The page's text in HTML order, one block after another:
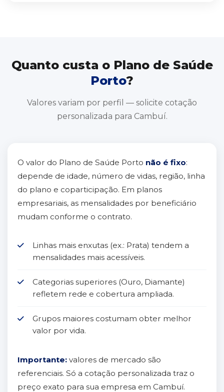
Quanto custa o Plano de Saúde
Porto?
Valores variam por perfil — solicite cotação
personalizada para Cambuí.
O valor do Plano de Saúde Porto não é fixo:
depende de idade, número de vidas, região, linha
do plano e coparticipação. Em planos
empresariais, as mensalidades por beneficiário
mudam conforme o contrato.
Linhas mais enxutas (ex.: Prata) tendem a
mensalidades mais acessíveis.
Categorias superiores (Ouro, Diamante)
refletem rede e cobertura ampliada.
Grupos maiores costumam obter melhor
valor por vida.
Importante: valores de mercado são
referenciais. Só a cotação personalizada traz o
preço exato para sua empresa em Cambuí.